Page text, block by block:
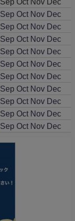
Sep Oct Nov Dec
Sep Oct Nov Dec
Sep Oct Nov Dec
Sep Oct Nov Dec
Sep Oct Nov Dec
Sep Oct Nov Dec
Sep Oct Nov Dec
Sep Oct Nov Dec
Sep Oct Nov Dec
Sep Oct Nov Dec